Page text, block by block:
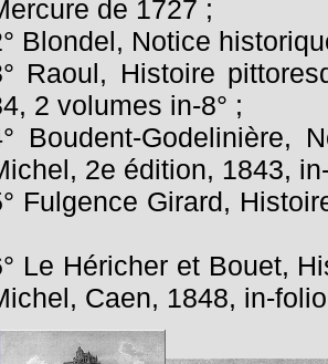
de 1727 ;
Blondel, Notice
Raoul, Histoire
2 volumes in-8° ;
Boudent-Godelinière,
2e édition, 1843,
Fulgence Girard,
Le Héricher et Bouet,
Caen, 1848, in-folio